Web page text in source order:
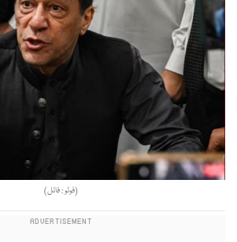
(فوٹو : فائل)